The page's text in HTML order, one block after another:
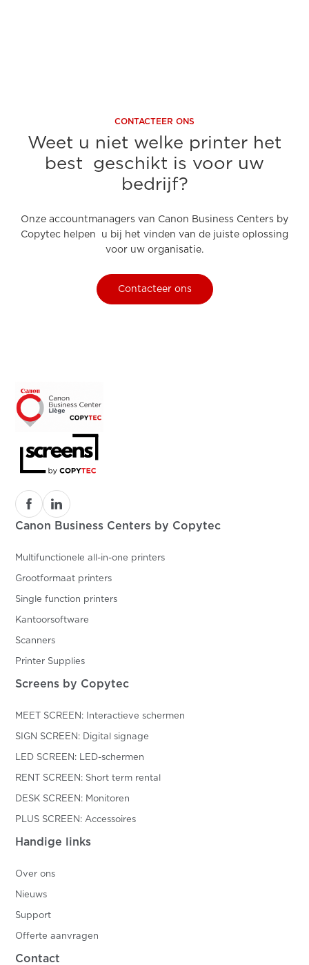
CONTACTEER ONS
Weet u niet welke printer het
best geschikt is voor uw
bedrijf?
Onze accountmanagers van Canon Business Centers by
Copytec helpen u bij het vinden van de juiste oplossing
voor uw organisatie.
Contacteer ons
Canon Business Centers by Copytec
Multifunctionele all-in-one printers
Grootformaat printers
Single function printers
Kantoorsoftware
Scanners
Printer Supplies
Screens by Copytec
MEET SCREEN: Interactieve schermen
SIGN SCREEN: Digital signage
LED SCREEN: LED-schermen
RENT SCREEN: Short term rental
DESK SCREEN: Monitoren
PLUS SCREEN: Accessoires
Handige links
Over ons
Nieuws
Support
Offerte aanvragen
Contact